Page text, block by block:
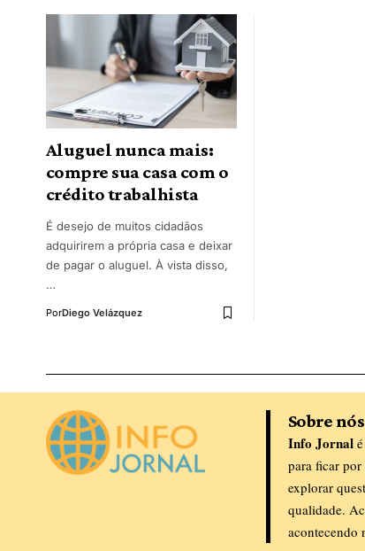
Aluguel nunca mais:
compre sua casa com o
crédito trabalhista
É desejo de muitos cidadãos
adquirirem a própria casa e deixar
de pagar o aluguel. À vista disso,
…
PorDiego Velázquez
Sobre nós
Info Jornalé
para ficar por
explorar
qualidade.
acontecendo